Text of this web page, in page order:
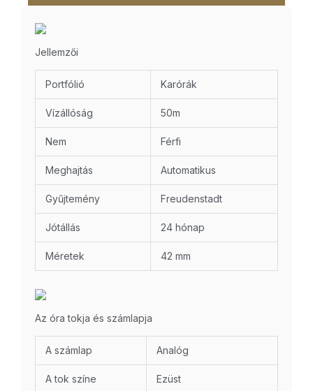
Jellemzői
Portfólió Karórák
Vízállóság 50m
Nem Férfi
Meghajtás Automatikus
Gyűjtemény Freudenstadt
Jótállás 24 hónap
Méretek 42 mm
Az óra tokja és számlapja
A számlap Analóg
A tok színe Ezüst